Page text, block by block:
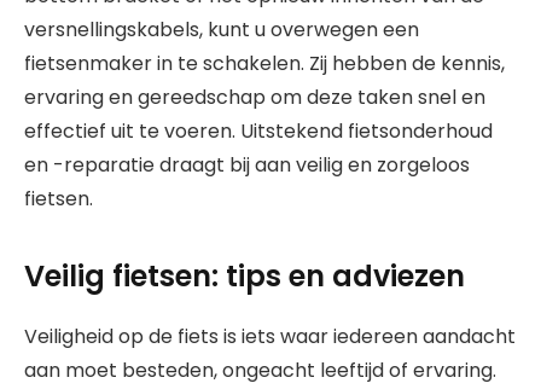
versnellingskabels, kunt u overwegen een
fietsenmaker in te schakelen. Zij hebben de kennis,
ervaring en gereedschap om deze taken snel en
effectief uit te voeren. Uitstekend fietsonderhoud
en -reparatie draagt bij aan veilig en zorgeloos
fietsen.
Veilig fietsen: tips en adviezen
Veiligheid op de fiets is iets waar iedereen aandacht
aan moet besteden, ongeacht leeftijd of ervaring.